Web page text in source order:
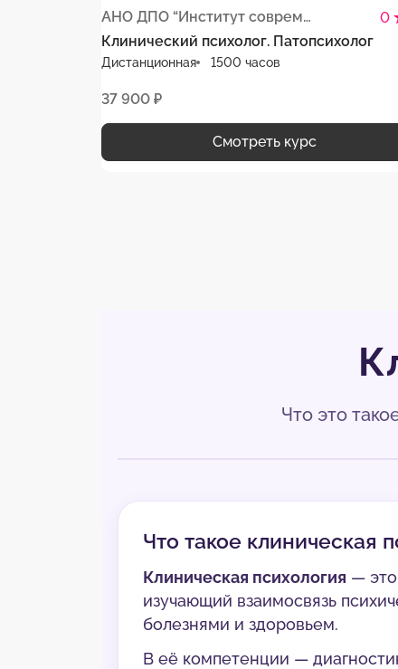
АНО ДПО “Институт современного образования” 0
Клинический психолог. Патопсихолог
Дистанционная 1500 часов
37 900 ₽
Смотреть курс
Что это
Что такое клиническая
Клиническая психология — это
изучающий взаимосвязь
болезнями и здоровьем.
В её компетенции —